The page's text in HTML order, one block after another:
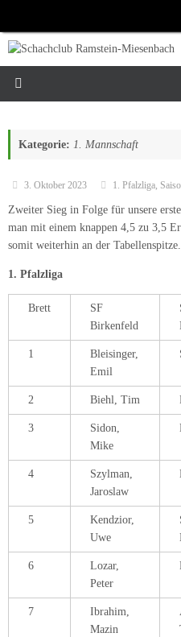
springen
Kategorie: 1. Mannschaft
3. Oktober 2023 1. Pfalzliga,
Zweiter Sieg in Folge für unsere
man mit einem knappen 4,5 zu 3,5
somit weiterhin an der Tabellenspitze.
1. Pfalzliga
Brett
SF
Birkenfeld
1
Bleisinger,
Emil
2 Biehl, Tim
3
Sidon,
Mike
4
Szylman,
Jaroslaw
5
Kendzior,
Uwe
6
Lozar,
Peter
7
Ibrahim,
Mazin